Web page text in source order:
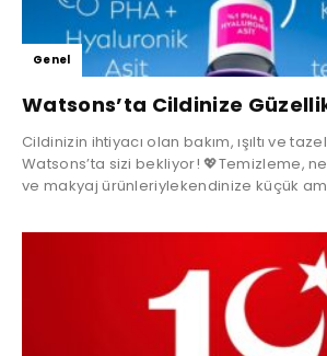
Genel
Watsons’ta Cildinize
Cildinizin ihtiyacı olan bakım, ışıltı ve
Watsons’ta sizi bekliyor! 💖Temizleme,
ve makyaj ürünleriylekendinize küçük